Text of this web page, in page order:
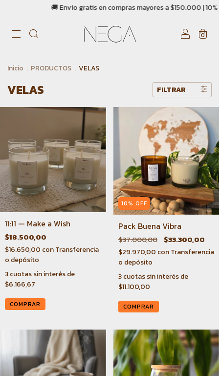
Envío gratis en compras mayores a $150.000 | 10% OFF con
0
Inicio . PRODUCTOS . VELAS
VELAS FILTRAR
11:11 — Make a Wish
$18.500,00
$16.650,00 conTransferencia
o depósito
3cuotas sin interés de
$6.166,67
COMPRAR
10% OFF
Pack Buena Vibra
$37.000,00 $33.300,00
$29.970,00 con Transferencia
o depósito
3 cuotas sin interés de
$11.100,00
COMPRAR